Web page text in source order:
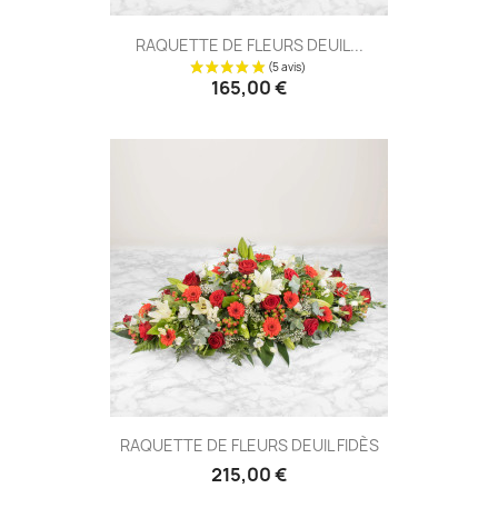
RAQUETTE DE FLEURS DEUIL...
165,00 €
RAQUETTE DE FLEURS DEUIL FIDÈS
215,00 €